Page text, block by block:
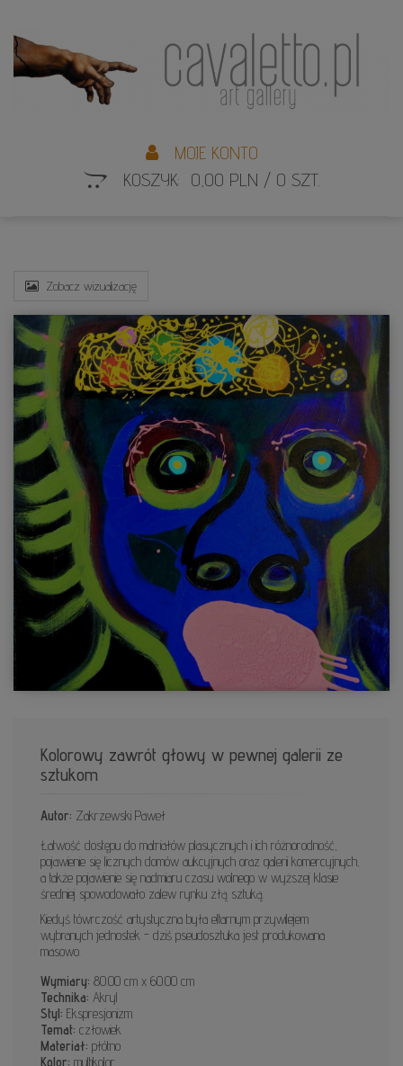
MOJE KONTO
KOSZYK: 0,00 PLN / 0 SZT.
Zobacz wizualizację
Kolorowy zawrót głowy w pewnej galerii ze
sztukom
Autor: Zakrzewski Paweł
Łatwość dostępu do matriałów plasycznych i ich różnorodność,
pojawienie się licznych domów aukcyjnych oraz galerii komercyjnych,
a także pojawienie się nadmiaru czasu wolnego w wyższej klasie
średniej spowodowało zalew rynku złą sztuką.
Kiedyś tówrczość artystyczna była eltarnym przywilejem
wybranych jednostek - dziś pseudosztuka jest produkowana
masowo.
Wymiary: 80.00 cm x 60.00 cm
Technika: Akryl
Styl: Ekspresjonizm
Temat: człowiek
Materiał: płótno
Kolor: multikolor